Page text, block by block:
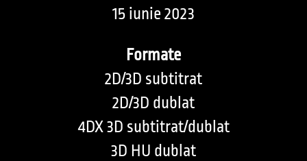
15 iunie 2023
Formate
2D/3D subtitrat
2D/3D dublat
4DX 3D subtitrat/dublat
3D HU dublat